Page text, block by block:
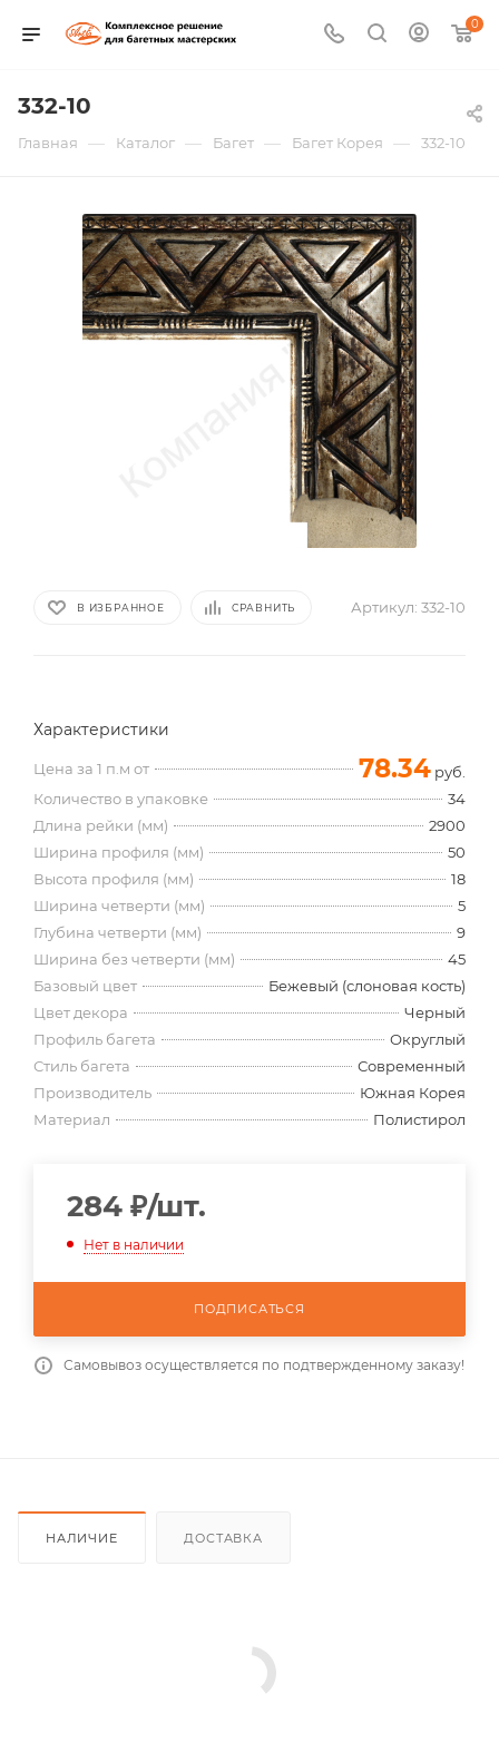
0
332-10
Главная — Каталог — Багет — Багет Корея — 332-10
В ИЗБРАННОЕ СРАВНИТЬ Артикул: 332-10
Характеристики
Цена за 1 п.м от 78.34 руб.
Количество в упаковке
34
Длина рейки (мм)
2900
Ширина профиля (мм)
50
Высота профиля (мм)
18
Ширина четверти (мм)
5
Глубина четверти (мм)
9
Ширина без четверти (мм)
45
Базовый цвет
Бежевый (слоновая кость)
Цвет декора
Черный
Профиль багета
Округлый
Стиль багета
Современный
Производитель
Южная Корея
Материал
Полистирол
284 ₽/шт.
Нет в наличии
ПОДПИСАТЬСЯ
Самовывоз осуществляется по подтвержденному заказу!
НАЛИЧИЕ ДОСТАВКА